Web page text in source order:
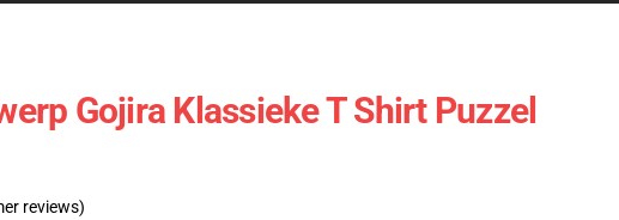
Gojira Klassieke T Shirt Puzzel
reviews)